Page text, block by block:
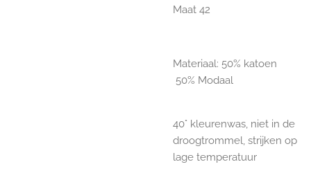
Maat 42
Materiaal: 50% katoen
50% Modaal
40° kleurenwas, niet in de
droogtrommel, strijken op
lage temperatuur